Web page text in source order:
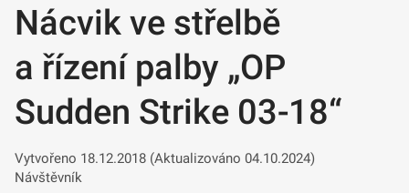
Nácvik ve střelbě
a řízení palby „OP
Sudden Strike 03-18“
Vytvořeno 18.12.2018 (Aktualizováno 04.10.2024)
Návštěvník